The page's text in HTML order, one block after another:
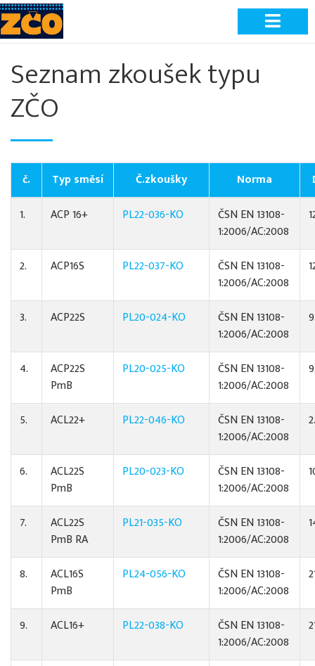
Seznam zkoušek typu
ZČO
č. Typ směsí Č.zkoušky Norma
1.
ACP 16+ PL22-036-KO
ČSN EN 13108-
1:2006/AC:2008
2. ACP16S PL22-037-KO
ČSN EN 13108-
1:2006/AC:2008
3. ACP22S PL20-024-KO
ČSN EN 13108-
1:2006/AC:2008
4.
ACP22S
PmB
PL20-025-KO
ČSN EN 13108-
1:2006/AC:2008
5. ACL22+ PL22-046-KO
ČSN EN 13108-
1:2006/AC:2008
6.
ACL22S
PmB
PL20-023-KO
ČSN EN 13108-
1:2006/AC:2008
7.
ACL22S
PmB RA
PL21-035-KO
ČSN EN 13108-
1:2006/AC:2008
8.
ACL16S
PmB
PL24-056-KO
ČSN EN 13108-
1:2006/AC:2008
9. ACL16+ PL22-038-KO
ČSN EN 13108-
1:2006/AC:2008